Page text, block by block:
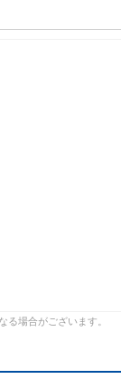
場合がございます。